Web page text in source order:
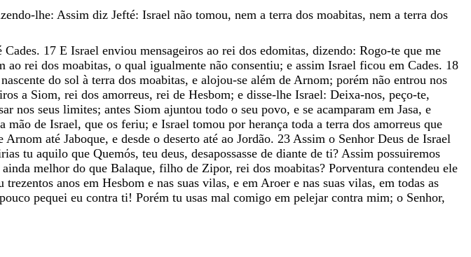
lhe: Assim diz Jefté: Israel não tomou, nem a terra dos moabitas, nem a terra dos
Cades. 17 E Israel enviou mensageiros ao rei dos edomitas, dizendo: Rogo-te que me
ao rei dos moabitas, o qual igualmente não consentiu; e assim Israel ficou em Cades. 18
nascente do sol à terra dos moabitas, e alojou-se além de Arnom; porém não entrou nos
a Siom, rei dos amorreus, rei de Hesbom; e disse-lhe Israel: Deixa-nos, peço-te,
nos seus limites; antes Siom ajuntou todo o seu povo, e se acamparam em Jasa, e
mão de Israel, que os feriu; e Israel tomou por herança toda a terra dos amorreus que
Arnom até Jaboque, e desde o deserto até ao Jordão. 23 Assim o Senhor Deus de Israel
tu aquilo que Quemós, teu deus, desapossasse de diante de ti? Assim possuiremos
ainda melhor do que Balaque, filho de Zipor, rei dos moabitas? Porventura contendeu ele
trezentos anos em Hesbom e nas suas vilas, e em Aroer e nas suas vilas, em todas as
pequei eu contra ti! Porém tu usas mal comigo em pelejar contra mim; o Senhor,